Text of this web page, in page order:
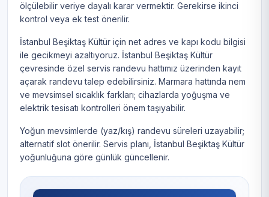
ölçülebilir veriye dayalı karar vermektir. Gerekirse ikinci
kontrol veya ek test önerilir.
İstanbul Beşiktaş Kültür için net adres ve kapı kodu bilgisi
ile gecikmeyi azaltıyoruz. İstanbul Beşiktaş Kültür
çevresinde özel servis randevu hattımız üzerinden kayıt
açarak randevu talep edebilirsiniz. Marmara hattında nem
ve mevsimsel sıcaklık farkları; cihazlarda yoğuşma ve
elektrik tesisatı kontrolleri önem taşıyabilir.
Yoğun mevsimlerde (yaz/kış) randevu süreleri uzayabilir;
alternatif slot önerilir. Servis planı, İstanbul Beşiktaş Kültür
yoğunluğuna göre günlük güncellenir.